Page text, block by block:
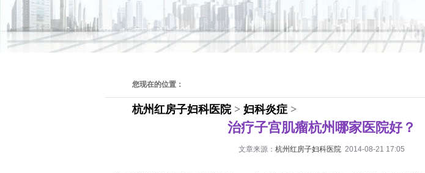
您现在的位置：
杭州红房子妇科医院> 妇科炎症 >
治疗子宫肌瘤杭州哪家医院好？
文章来源： 杭州红房子妇科医院 2014-08-21 17:05